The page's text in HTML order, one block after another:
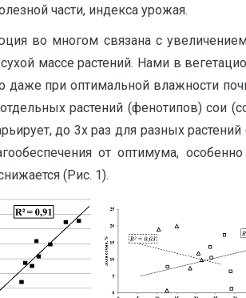
части, индекса урожая.
во многом связана с
массе растений. Нами в
даже при оптимальной влажности
растений (фенотипов) сои
до 3х раз для разных
от оптимума,
(Рис. 1).